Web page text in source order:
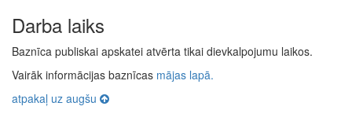
Darba laiks
Baznīca publiskai apskatei atvērta tikai dievkalpojumu laikos.
Vairāk informācijas baznīcas mājas lapā.
atpakaļ uz augšu